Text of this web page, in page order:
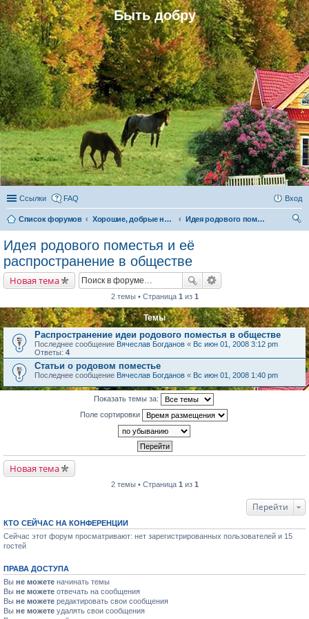
Быть добру
Ссылки FAQ Вход
Список форумов Хорошие, добрые новости и их распространение в обществе
Идея родового поместья и её распространение в обществе
Идея родового поместья и её
распространение в обществе
Новая тема
2 темы • Страница 1 из 1
Темы
Распространение идеи родового поместья в обществе
Последнее сообщение Вячеслав Богданов « Вс июн 01, 2008 3:12 pm
Ответы: 4
Статьи о родовом поместье
Последнее сообщение Вячеслав Богданов « Вс июн 01, 2008 1:40 pm
Показать темы за:
Поле сортировки
Новая тема
2 темы • Страница 1 из 1
Перейти
КТО СЕЙЧАС НА КОНФЕРЕНЦИИ
Сейчас этот форум просматривают: нет зарегистрированных пользователей и 15
гостей
ПРАВА ДОСТУПА
Вы не можете начинать темы
Вы не можете отвечать на сообщения
Вы не можете редактировать свои сообщения
Вы не можете удалять свои сообщения